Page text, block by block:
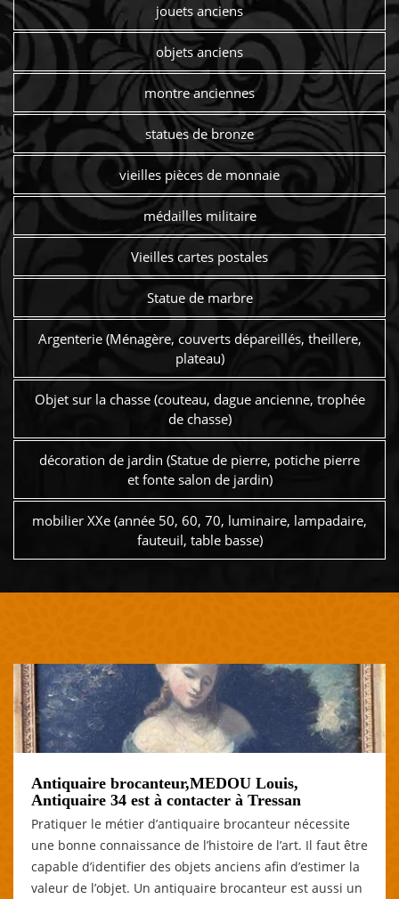
jouets anciens
objets anciens
montre anciennes
statues de bronze
vieilles pièces de monnaie
médailles militaire
Vieilles cartes postales
Statue de marbre
Argenterie (Ménagère, couverts dépareillés, theillere,
plateau)
Objet sur la chasse (couteau, dague ancienne, trophée
de chasse)
décoration de jardin (Statue de pierre, potiche pierre
et fonte salon de jardin)
mobilier XXe (année 50, 60, 70, luminaire, lampadaire,
fauteuil, table basse)
Antiquaire brocanteur,MEDOU Louis,
Antiquaire 34 est à contacter à Tressan
Pratiquer le métier d’antiquaire brocanteur nécessite
une bonne connaissance de l’histoire de l’art. Il faut être
capable d’identifier des objets anciens afin d’estimer la
valeur de l’objet. Un antiquaire brocanteur est aussi un